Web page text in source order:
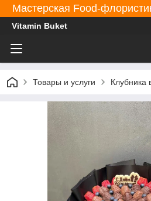
Мастерская Food-
Vitamin Buket
Товары и услуги Клубника